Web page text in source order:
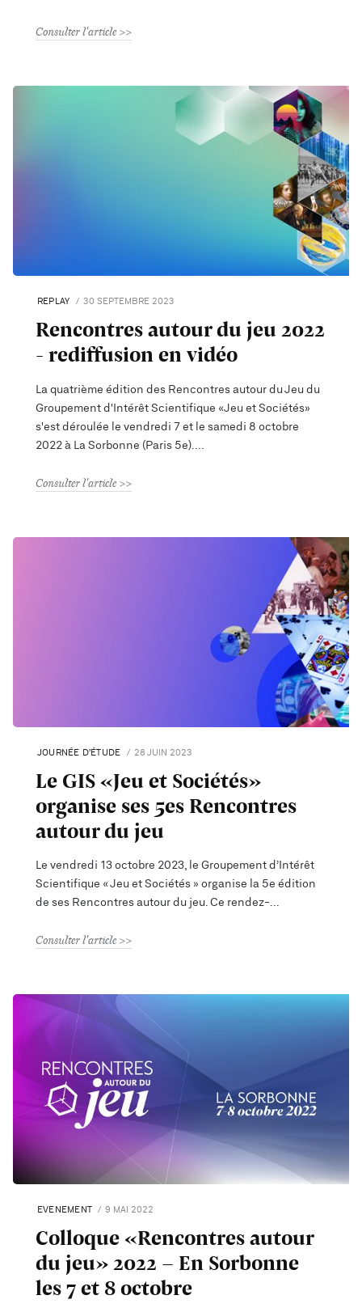
Consulter l'article
REPLAY 30 SEPTEMBRE 2023
Rencontres autour du jeu 2022
- rediffusion en vidéo
La quatrième édition des Rencontres autour du Jeu du
Groupement d'Intérêt Scientifique «Jeu et Sociétés»
s'est déroulée le vendredi 7 et le samedi 8 octobre
2022 à La Sorbonne (Paris 5e).
Consulter l'article
JOURNÉE D’ÉTUDE 28 JUIN 2023
Le GIS «Jeu et Sociétés»
organise ses 5es Rencontres
autour du jeu
Le vendredi 13 octobre 2023, le Groupement d’Intérêt
Scientifique « Jeu et Sociétés » organise la 5e édition
de ses Rencontres autour du jeu. Ce rendez-
Consulter l'article
EVENEMENT 9 MAI 2022
Colloque «Rencontres autour
du jeu» 2022 - En Sorbonne
les 7 et 8 octobre